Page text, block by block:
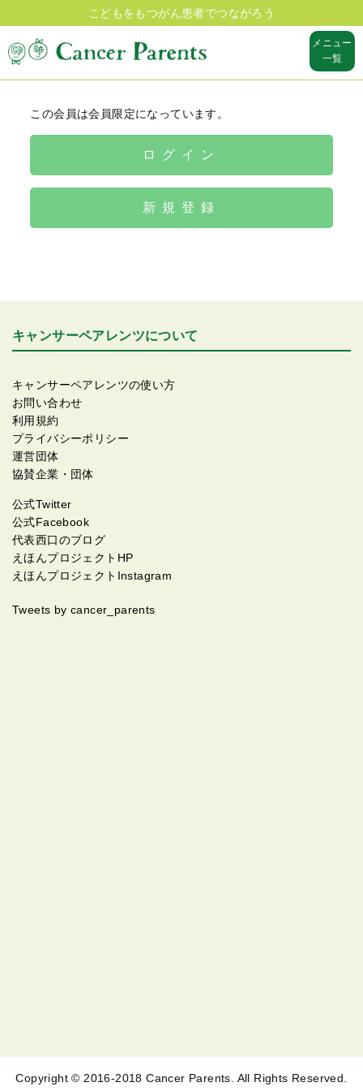
こどもをもつがん患者でつながろう
メニュー
一覧
この会員は会員限定になっています。
ログイン
新規登録
キャンサーペアレンツについて
キャンサーペアレンツの使い方
お問い合わせ
利用規約
プライバシーポリシー
運営団体
協賛企業・団体
公式Twitter
公式Facebook
代表西口のブログ
えほんプロジェクトHP
えほんプロジェクトInstagram
Tweets by cancer_parents
Copyright © 2016-2018 Cancer Parents. All Rights Reserved.